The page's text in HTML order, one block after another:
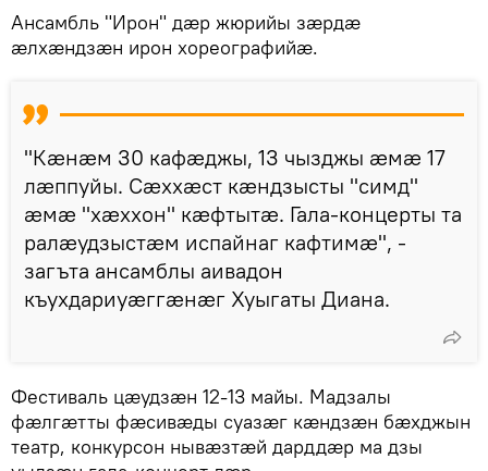
Ансамбль "Ирон" дӕр жюрийы зӕрдӕ
ӕлхӕндзӕн ирон хореографийӕ.
"Кӕнӕм 30 кафӕджы, 13 чызджы ӕмӕ 17
лӕппуйы. Сӕххӕст кӕндзысты "симд"
ӕмӕ "хӕххон" кӕфтытӕ. Гала-концерты та
ралӕудзыстӕм испайнаг кафтимӕ", -
загъта ансамблы аивадон
къухдариуӕггӕнӕг Хуыгаты Диана.
Фестиваль цӕудзӕн 12-13 майы. Мадзалы
фӕлгӕтты фӕсивӕды суазӕг кӕндзӕн бӕхджын
театр, конкурсон нывӕзтӕй дарддӕр ма дзы